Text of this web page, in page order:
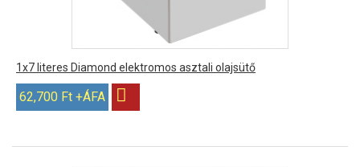
1x7 literes Diamond elektromos asztali olajsütő
62,700 Ft +ÁFA